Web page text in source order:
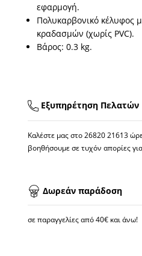
εφαρμογή.
Πολυκαρβονικό
κραδασμών (χωρίς PVC).
Βάρος: 0.3 kg.
Εξυπηρέτηση Πελατών
Καλέστε μας στο26820 21613
βοηθήσουμε σε τυχόν απορίες
Δωρεάν παράδοση
σε παραγγελίες από 40€ και άνω!